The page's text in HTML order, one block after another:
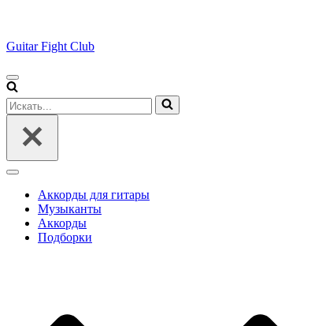
Guitar Fight Club
Меню
навигации
Искать...
Меню
навигацииАккорды для гитары
Музыканты
Аккорды
Подборки